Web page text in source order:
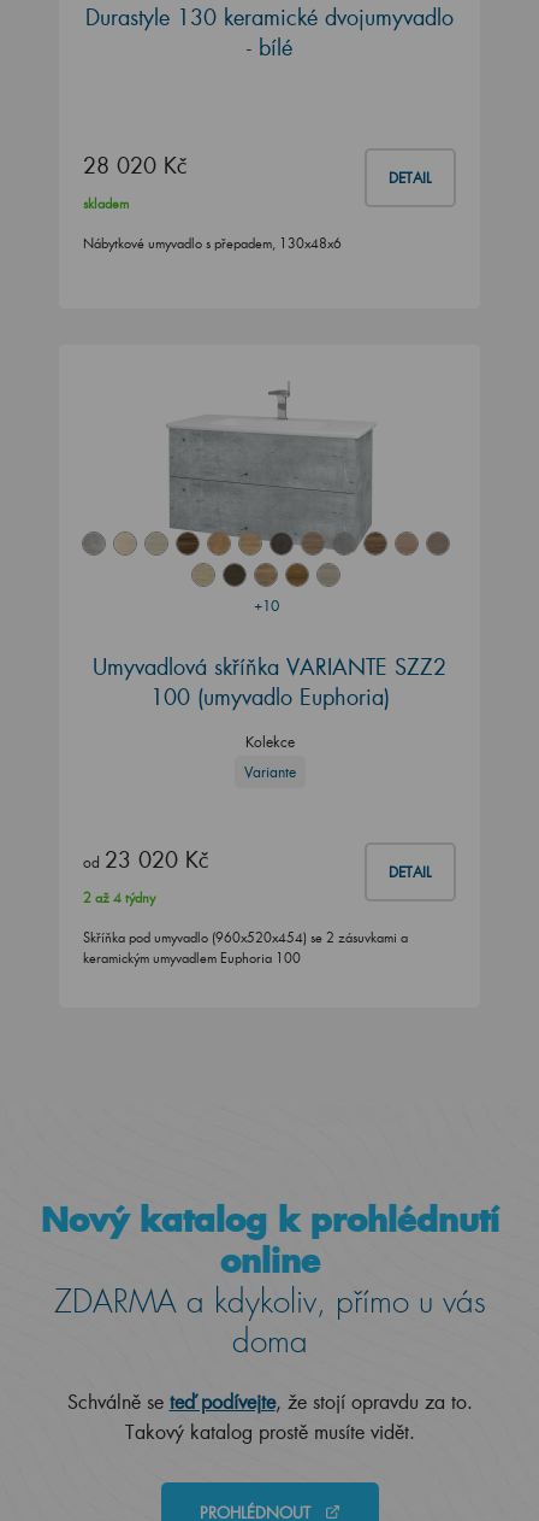
Durastyle 130 keramické dvojumyvadlo
- bílé
28 020 Kč DETAIL
skladem
Nábytkové umyvadlo s přepadem, 130x48x6
+10
Umyvadlová skříňka VARIANTE SZZ2
100 (umyvadlo Euphoria)
Kolekce
Variante
od 23 020 Kč DETAIL
2 až 4 týdny
Skříňka pod umyvadlo (960x520x454) se 2 zásuvkami a
keramickým umyvadlem Euphoria 100
Nový katalog k prohlédnutí
online
ZDARMA a kdykoliv, přímo u vás
doma
Schválně se teď podívejte, že stojí opravdu za to.
Takový katalog prostě musíte vidět.
PROHLÉDNOUT